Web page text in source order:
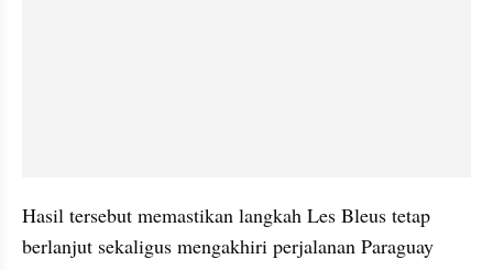
Hasil tersebut memastikan langkah Les Bleus tetap
berlanjut sekaligus mengakhiri perjalanan Paraguay